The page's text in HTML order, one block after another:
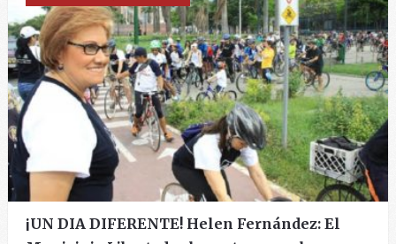
¡UN DIA DIFERENTE! Helen Fernández: El